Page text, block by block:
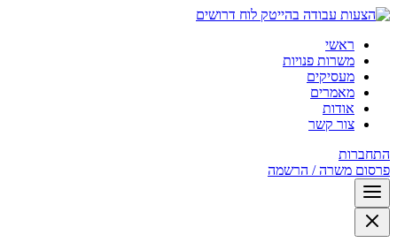
לוח דרושים
ראשי
משרות פנויות
מעסיקים
מאמרים
אודות
צור קשר
התחברות
פרסום משרה / הרשמה